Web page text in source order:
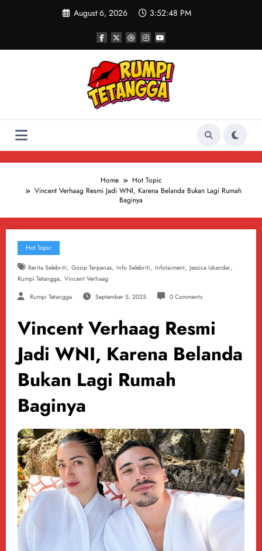
August 6, 2026 3:52:49 PM
Home
Hot Topic
Vincent Verhaag Resmi Jadi WNI, Karena Belanda Bukan Lagi Rumah
Baginya
Hot Topic
Berita Selebriti, Gosip Terpanas, Info Selebriti, Infotaiment, Jessica Iskandar,
Rumpi Tetangga, Vincent Verhaag
Rumpi Tetangga September 5, 2025 0 Comments
Vincent Verhaag Resmi
Jadi WNI, Karena Belanda
Bukan Lagi Rumah
Baginya